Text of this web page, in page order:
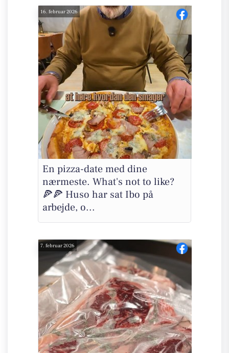
16. februar 2026
En pizza-date med dine
nærmeste. What's not to like?
🍕🍕 Huso har sat Ibo på
arbejde, o...
7. februar 2026